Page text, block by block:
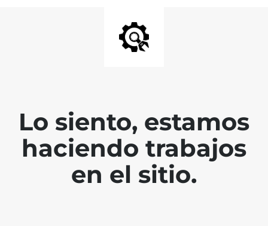
Lo siento, estamos
haciendo trabajos
en el sitio.